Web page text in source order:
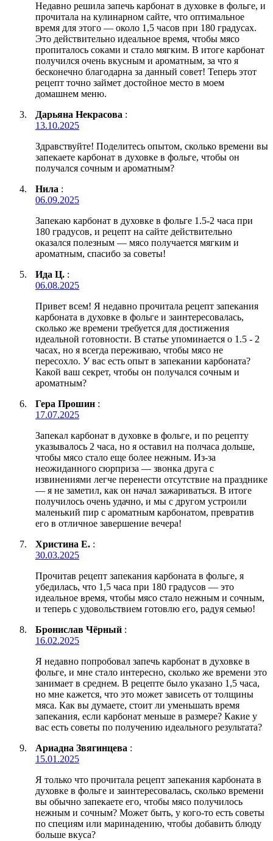
Недавно решила запечь карбонат в духовке в фольге, и
прочитала на кулинарном сайте, что оптимальное
время для этого — около 1,5 часов при 180 градусах.
Это действительно идеальное время, чтобы мясо
пропиталось соками и стало мягким. В итоге карбонат
получился очень вкусным и ароматным, за что я
бесконечно благодарна за данный совет! Теперь этот
рецепт точно займет достойное место в моем
домашнем меню.
Дарьяна Некрасова :
13.10.2025
Здравствуйте! Поделитесь опытом, сколько времени вы
запекаете карбонат в духовке в фольге, чтобы он
получался сочным и ароматным?
Нила :
06.09.2025
Запекаю карбонат в духовке в фольге 1.5-2 часа при
180 градусов, и рецепт на сайте действительно
оказался полезным — мясо получается мягким и
ароматным, спасибо за советы!
Ида Ц. :
06.08.2025
Привет всем! Я недавно прочитала рецепт запекания
карбоната в духовке в фольге и заинтересовалась,
сколько же времени требуется для достижения
идеальной готовности. В статье упоминается о 1.5 - 2
часах, но я всегда переживаю, чтобы мясо не
пересохло. У вас есть опыт в запекании карбоната?
Какой ваш секрет, чтобы он получался сочным и
ароматным?
Гера Прошин :
17.07.2025
Запекал карбонат в духовке в фольге, и по рецепту
указывалось 2 часа, но я оставил на полчаса дольше,
чтобы мясо стало еще более нежным. Из-за
неожиданного сюрприза — звонка друга с
извинениями легче перенести отсутствие на празднике
— я не заметил, как он начал зажариваться. В итоге
получилось очень удачно, и мы с другом устроили
маленький пир с ароматным карбонатом, превратив
его в отличное завершение вечера!
Христина Е. :
30.03.2025
Прочитав рецепт запекания карбоната в фольге, я
убедилась, что 1,5 часа при 180 градусов — это
идеальное время, чтобы мясо стало нежным и сочным,
и теперь с удовольствием готовлю его, радуя семью!
Бронислав Чёрный :
16.02.2025
Я недавно попробовал запечь карбонат в духовке в
фольге, и мне стало интересно, сколько же времени это
занимает в среднем. В рецепте было указано 1,5 часа,
но мне кажется, что это может зависеть от толщины
мяса. Как вы думаете, стоит ли уменьшать время
запекания, если карбонат меньше в размере? Какие у
вас есть советы по получению идеального результата?
Ариадна Звягинцева :
15.01.2025
Я только что прочитала рецепт запекания карбоната в
духовке в фольге и заинтересовалась, сколько времени
вы обычно запекаете его, чтобы мясо получилось
нежным и сочным? Может быть, у кого-то есть советы
по специям или маринадению, чтобы добавить блюду
больше вкуса?